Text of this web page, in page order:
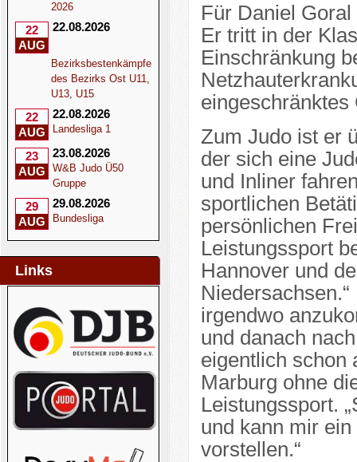
2026
22
AUG
22.08.2026
Bezirksbestenkämpfe
des Bezirks Ost U11,
U13, U15
22
AUG
22.08.2026
Landesliga 1
23
AUG
23.08.2026
W&B Judo Ü50
Gruppe
29
AUG
29.08.2026
Bundesliga
Links
Für Daniel
Er tritt in der
Einschränkung
Zum Judo ist er
der sich eine
und Inliner
sportlichen
persönlichen
Leistungssport
Hannover und
irgendwo
und danach
eigentlich schon
Marburg ohne
Leistungssport.
und kann mir
vorstellen.“